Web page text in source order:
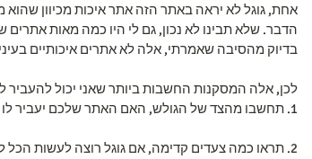
אחת, גוגל לא יראה באתר הזה אתר איכות מכיוון שהוא
הדבר. שלא תבינו לא נכון, גם לי היו כמה מאות
בדיוק מהסיבה שאמרתי, אלה לא אתרים איכותיים בעיני
לכן, אלה המסקנות החשבות ביותר שאני יכול להעביר
1. תחשבו מהצד של הגולש, האם האתר שלכם יעביר לו ערך בכל הנושאים העוטפים של הנישה.
2. תראו כמה צעדים קדימה, אם גוגל רוצה לעשות